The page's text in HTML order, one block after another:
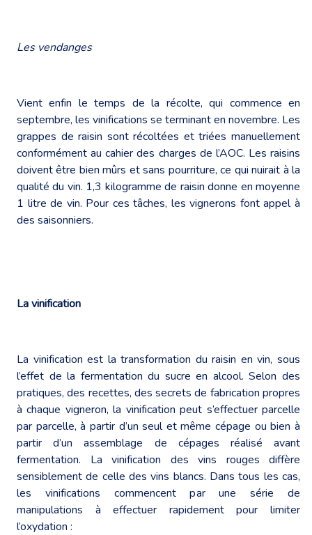
Les vendanges
Vient enfin le temps de la récolte, qui commence en
septembre, les vinifications se terminant en novembre. Les
grappes de raisin sont récoltées et triées manuellement
conformément au cahier des charges de l’AOC. Les raisins
doivent être bien mûrs et sans pourriture, ce qui nuirait à la
qualité du vin. 1,3 kilogramme de raisin donne en moyenne
1 litre de vin. Pour ces tâches, les vignerons font appel à
des saisonniers.
La vinification
La vinification est la transformation du raisin en vin, sous
l’effet de la fermentation du sucre en alcool. Selon des
pratiques, des recettes, des secrets de fabrication propres
à chaque vigneron, la vinification peut s’effectuer parcelle
par parcelle, à partir d’un seul et même cépage ou bien à
partir d’un assemblage de cépages réalisé avant
fermentation. La vinification des vins rouges diffère
sensiblement de celle des vins blancs. Dans tous les cas,
les vinifications commencent par une série de
manipulations à effectuer rapidement pour limiter
l’oxydation :